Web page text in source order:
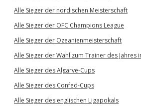
Alle Sieger der nordischen Meisterschaft
Alle Sieger der OFC Champions League
Alle Sieger der Ozeanienmeisterschaft
Alle Sieger der Wahl zum Trainer des Jahres
Alle Sieger des Algarve-Cups
Alle Sieger des Confed-Cups
Alle Sieger des englischen Ligapokals